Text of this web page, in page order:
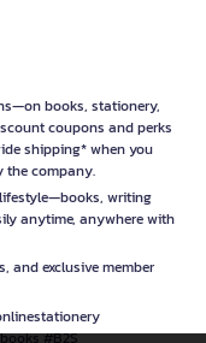
books, stationery,
coupons and perks
shipping* when you
the company.
writing
anytime, anywhere with
and exclusive member
#B2S